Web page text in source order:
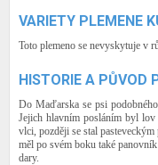
VARIETY PLEMENE
Toto plemeno se nevyskytuje v
HISTORIE A PŮVOD
Do Maďarska se psi
Jejich hlavním posláním byl
vlci, později se stal
měl po svém boku také
dary.